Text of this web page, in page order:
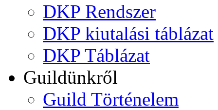
DKP Rendszer
DKP kiutalási táblázat
DKP Táblázat
Guildünkről
Guild Történelem